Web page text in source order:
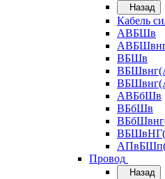
Назад
Кабель
АВБШв
ВБШв
АВБбШв
ВБбШв
Провод
Назад